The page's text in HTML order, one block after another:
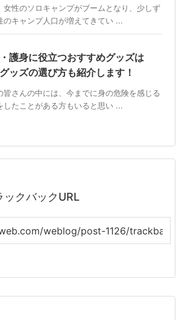
女性のソロキャンプがブームとなり、少しず
のキャンプ人口が増えてきてい ...
護身に役立つおすすめグッズは
ッズの選び方も紹介します！
皆さんの中には、今までに身の危険を感じる
したことがある方もいると思い ...
ックバックURL